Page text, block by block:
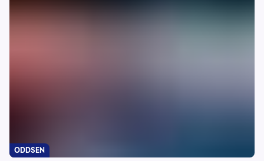
ODDSEN